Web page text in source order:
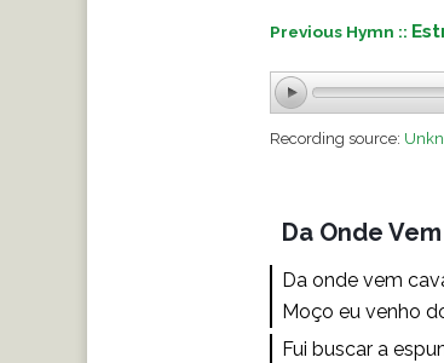
Previous Hymn ::
Recording source:
Da Onde
Da onde vem
Moço eu venho
Fui buscar a